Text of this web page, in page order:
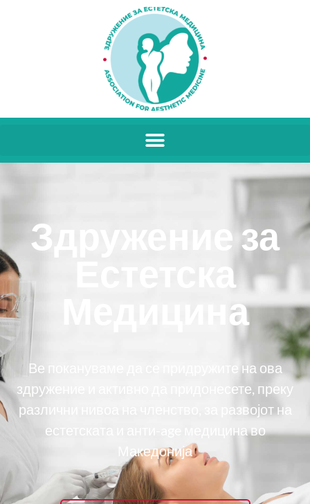
Здружение за
Естетска
Медицина
Ве покануваме да се придружите на ова
здружение и активно да придонесете, преку
различни нивоа на членство, за развојот на
естетската и анти-age медицина во
Македонија